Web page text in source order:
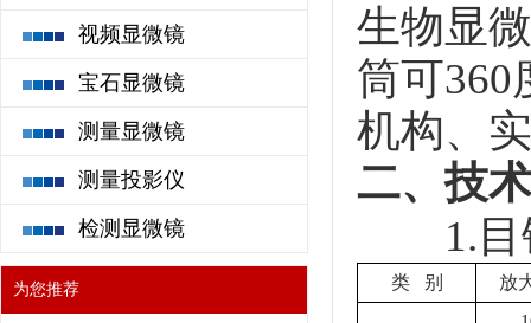
视频显微镜
宝石显微镜
测量显微镜
测量投影仪
检测显微镜
为您推荐
生物显
筒可360
机构、
二、技
1.目
类 别 放